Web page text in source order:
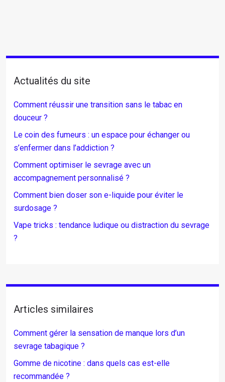
Actualités du site
Comment réussir une transition sans le tabac en
douceur ?
Le coin des fumeurs : un espace pour échanger ou
s’enfermer dans l’addiction ?
Comment optimiser le sevrage avec un
accompagnement personnalisé ?
Comment bien doser son e-liquide pour éviter le
surdosage ?
Vape tricks : tendance ludique ou distraction du sevrage
?
Articles similaires
Comment gérer la sensation de manque lors d’un
sevrage tabagique ?
Gomme de nicotine : dans quels cas est-elle
recommandée ?